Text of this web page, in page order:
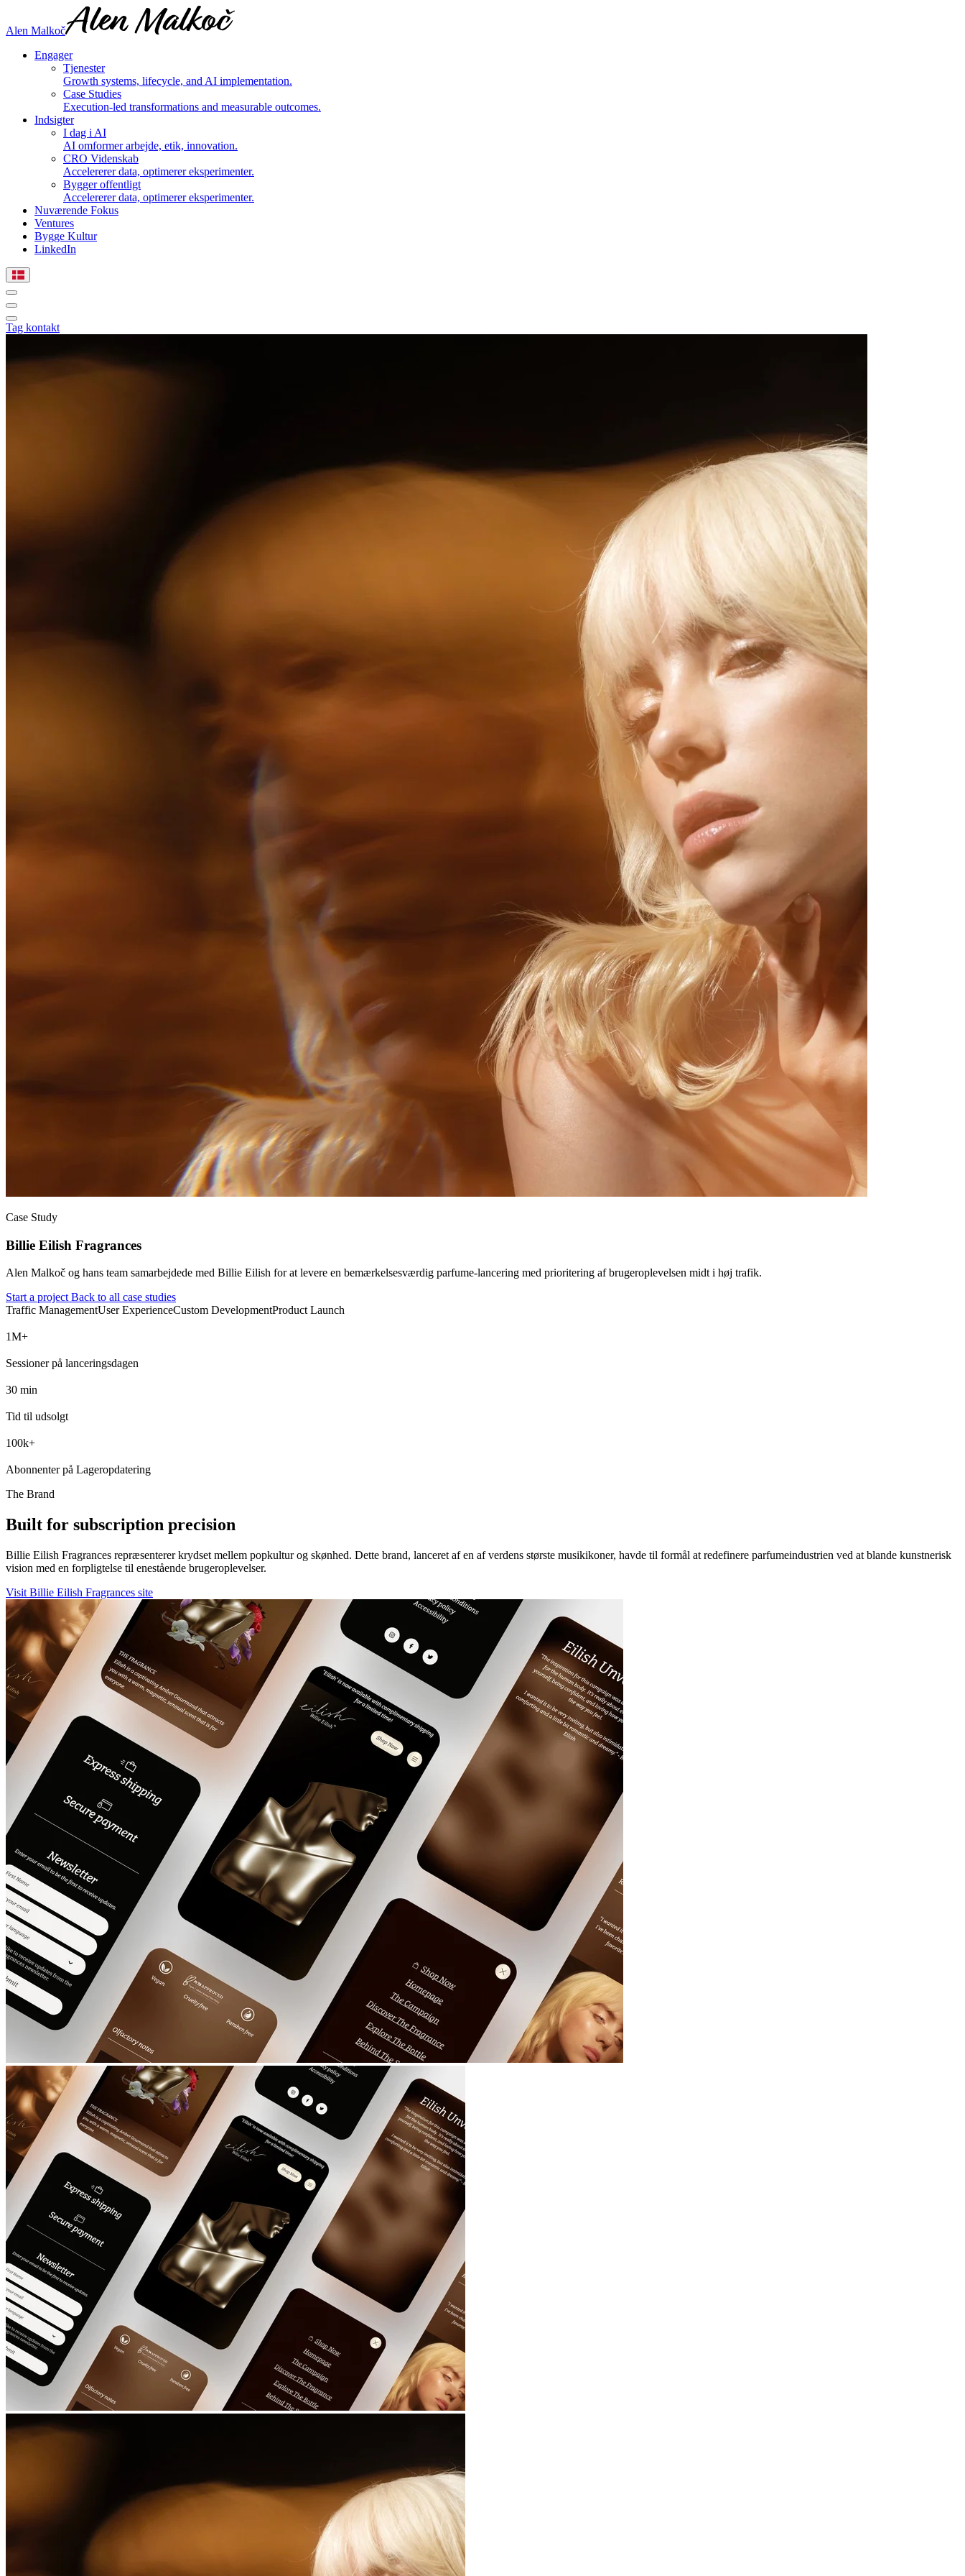
Alen Malkoč
Engager
Tjenester
Growth systems, lifecycle, and AI implementation.
Case Studies
Execution-led transformations and measurable outcomes.
Indsigter
I dag i AI
AI omformer arbejde, etik, innovation.
CRO Videnskab
Accelererer data, optimerer eksperimenter.
Bygger offentligt
Accelererer data, optimerer eksperimenter.
Nuværende Fokus
Ventures
Bygge Kultur
LinkedIn
Tag kontakt
Case Study
Billie Eilish Fragrances
Alen Malkoč og hans team samarbejdede med Billie Eilish for at levere en bemærkelsesværdig parfume-lancering med prioritering af brugeroplevelsen midt i høj trafik.
Start a projectBack to all case studies
Traffic ManagementUser ExperienceCustom DevelopmentProduct Launch
M+
Sessioner på lanceringsdagen
min
Tid til udsolgt
k+
Abonnenter på Lageropdatering
The Brand
Built for subscription precision
Billie Eilish Fragrances repræsenterer krydset mellem popkultur og skønhed. Dette brand, lanceret af en af verdens største musikikoner, havde til formål at redefinere parfumeindustrien ved at blande kunstnerisk
vision med en forpligtelse til enestående brugeroplevelser.
Visit Billie Eilish Fragrances site